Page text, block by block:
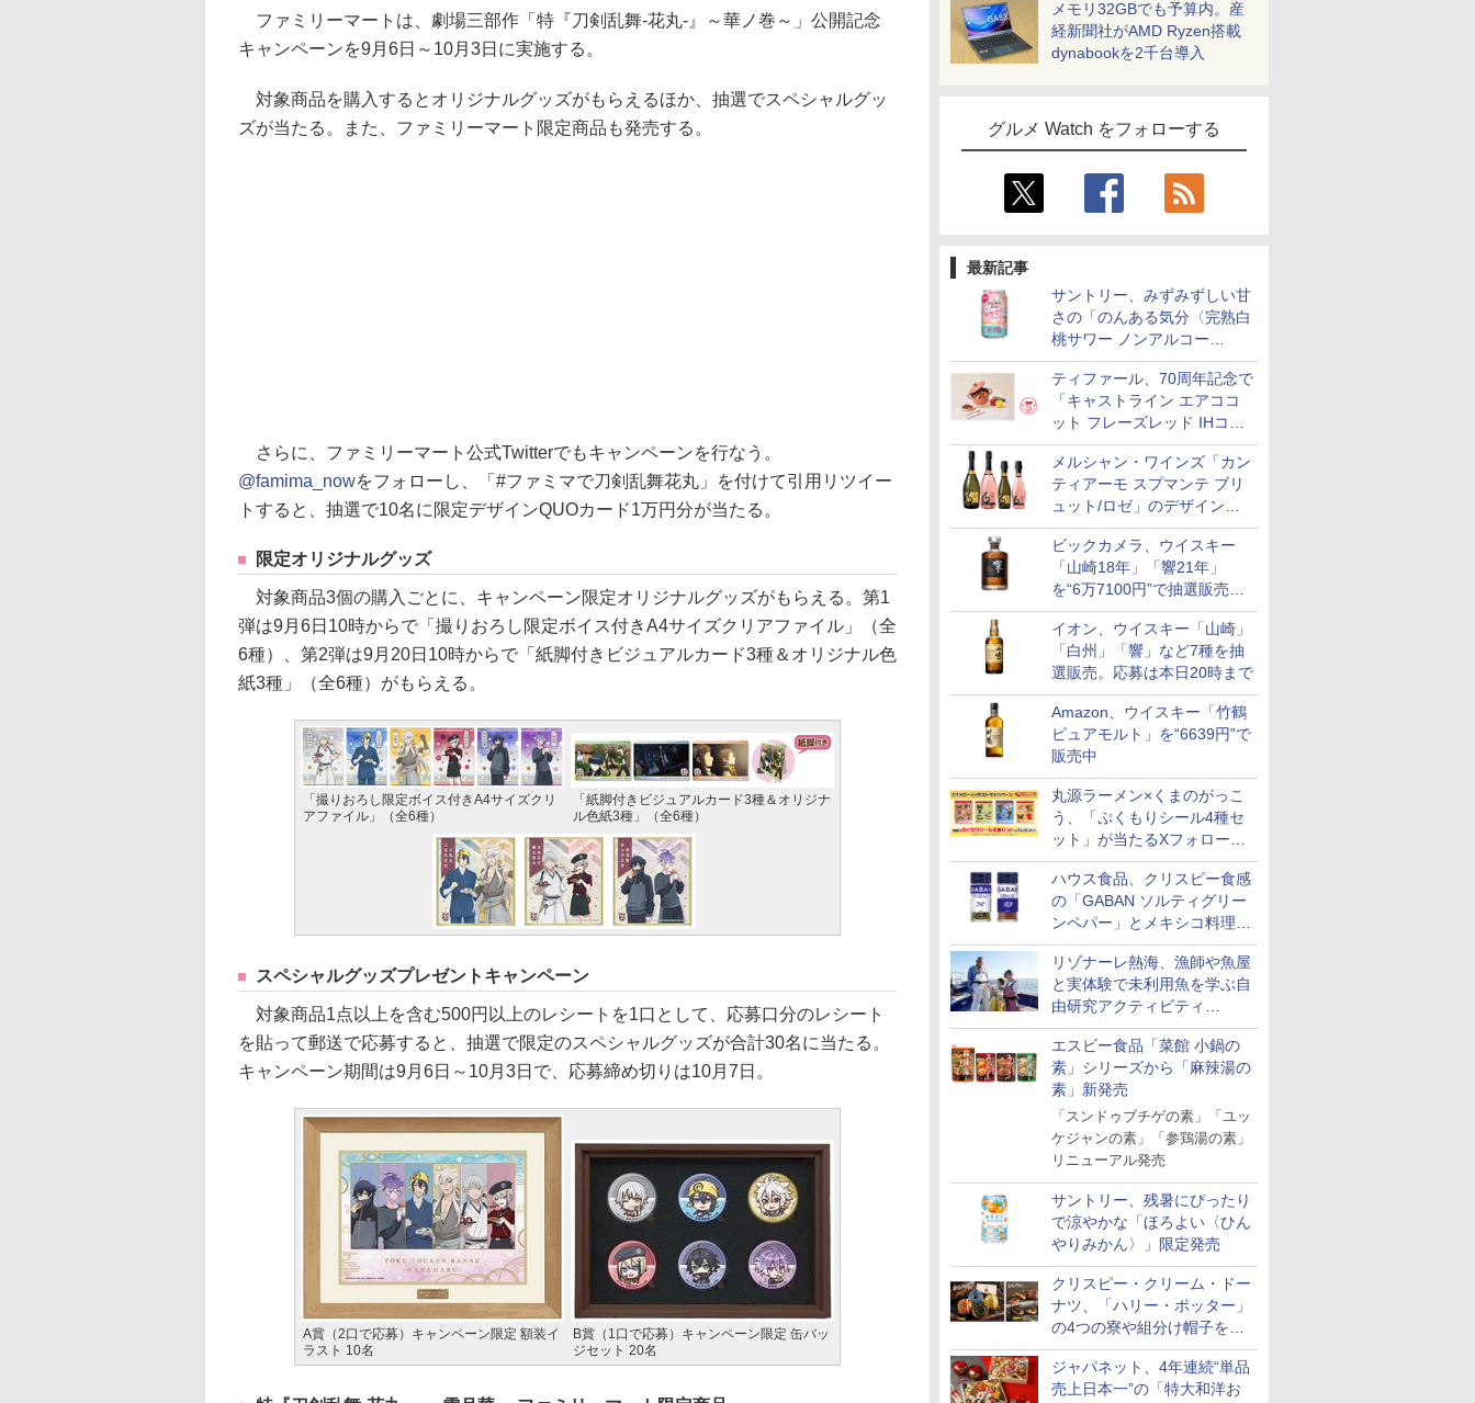
メモリ32GBでも予算内。産
経新聞社がAMD Ryzen搭載
dynabookを2千台導入
グルメ Watch をフォローする
最新記事
サントリー、みずみずしい甘
さの「のんある気分〈完熟白
桃サワー ノンアルコー
ル〉」限定発売
ティファール、70周年記念で
「キャストライン エアココ
ット フレーズレッド IHココ
ット鍋 24cm」数量限定発売
メルシャン・ワインズ「カン
ティアーモ スプマンテ ブリ
ュット/ロゼ」のデザインを
リニューアル。ハーフボトル
も登場
ビックカメラ、ウイスキー
「山崎18年」「響21年」
を“6万7100円”で抽選販売。
店頭で9日まで受付
イオン、ウイスキー「山崎」
「白州」「響」など7種を抽
選販売。応募は本日20時まで
Amazon、ウイスキー「竹鶴
ピュアモルト」を“6639円”で
販売中
丸源ラーメン×くまのがっこ
う、「ぷくもりシール4種セ
ット」が当たるXフォロー＆
リポストキャンペーン実施
ハウス食品、クリスピー食感
の「GABAN ソルティグリー
ンペパー」とメキシコ料理に
合う「GABAN チポトレペパ
ー」発売
リゾナーレ熱海、漁師や魚屋
と実体験で未利用魚を学ぶ自
由研究アクティビティ
「Fisherman's Academy」を
実施中
エスビー食品「菜館 小鍋の
素」シリーズから「麻辣湯の
素」新発売
「スンドゥブチゲの素」「ユッ
ケジャンの素」「参鶏湯の素」
リニューアル発売
サントリー、残暑にぴったり
で涼やかな「ほろよい〈ひん
やりみかん〉」限定発売
クリスピー・クリーム・ドー
ナツ、「ハリー・ポッター」
の4つの寮や組分け帽子をイ
メージしたドーナツなど発売
ジャパネット、4年連続“単品
売上日本一”の「特大和洋お
ファミリーマートは、劇場三部作「特『刀剣乱舞-花丸-』～華ノ巻～」公開記念
キャンペーンを9月6日～10月3日に実施する。
対象商品を購入するとオリジナルグッズがもらえるほか、抽選でスペシャルグッ
ズが当たる。また、ファミリーマート限定商品も発売する。
さらに、ファミリーマート公式Twitterでもキャンペーンを行なう。
@famima_nowをフォローし、「#ファミマで刀剣乱舞花丸」を付けて引用リツイー
トすると、抽選で10名に限定デザインQUOカード1万円分が当たる。
限定オリジナルグッズ
対象商品3個の購入ごとに、キャンペーン限定オリジナルグッズがもらえる。第1
弾は9月6日10時からで「撮りおろし限定ボイス付きA4サイズクリアファイル」（全
6種）、第2弾は9月20日10時からで「紙脚付きビジュアルカード3種＆オリジナル色
紙3種」（全6種）がもらえる。
「撮りおろし限定ボイス付きA4サイズクリ
アファイル」（全6種）
「紙脚付きビジュアルカード3種＆オリジナ
ル色紙3種」（全6種）
スペシャルグッズプレゼントキャンペーン
対象商品1点以上を含む500円以上のレシートを1口として、応募口分のレシート
を貼って郵送で応募すると、抽選で限定のスペシャルグッズが合計30名に当たる。
キャンペーン期間は9月6日～10月3日で、応募締め切りは10月7日。
A賞（2口で応募）キャンペーン限定 額装イ
ラスト 10名
B賞（1口で応募）キャンペーン限定 缶バッ
ジセット 20名